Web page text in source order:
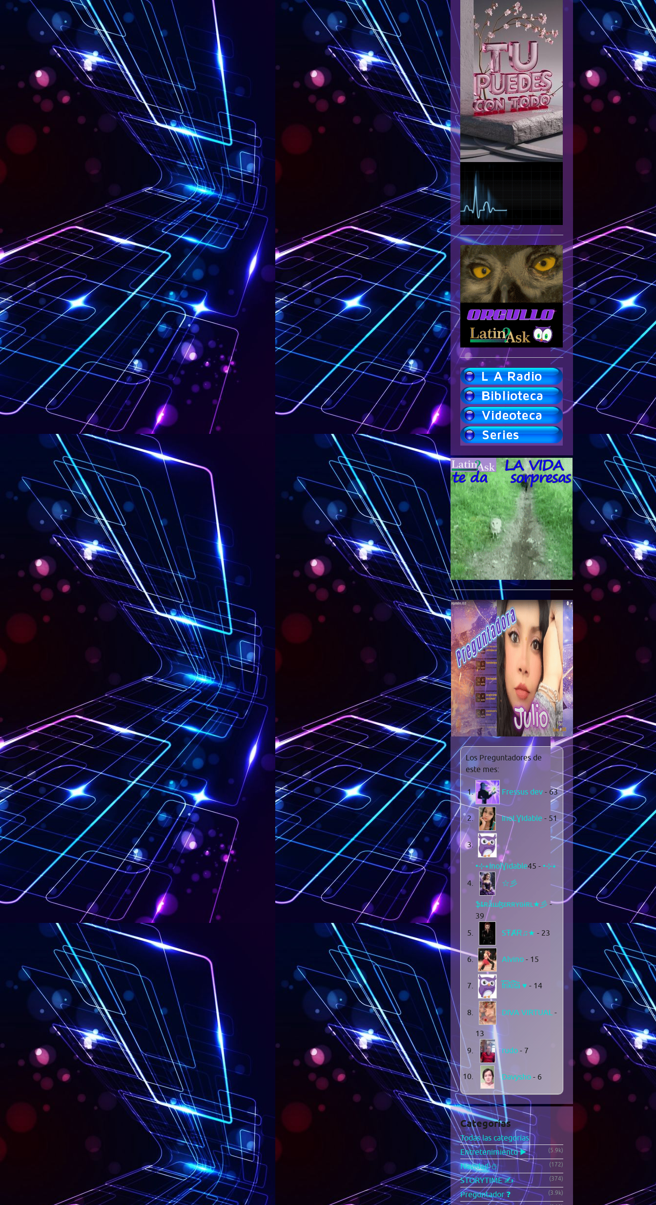
Los Preguntadores de
este mes:
Fressus dev - 63
InoLƔIdable - 51
•⊹٭InolƔidable٭⊹• - 45
☆彡
ֆȶʀǟաɮɛʀʀʏɢɨʀʟ★彡 -
39
SŦȺɌ♫★ - 23
Alvino - 15
f͆r͆i͆k͆i͆t͆a͆ ♥ - 14
DIVA VIRTUAL -
13
rudo - 7
Davysho - 6
Categorías
Todas las categorías
Entretenimiento ▶️
(5.9k)
Navidad ⛄ (172)
STORYTIME ✍️ (374)
Preguntador ❓ (3.9k)